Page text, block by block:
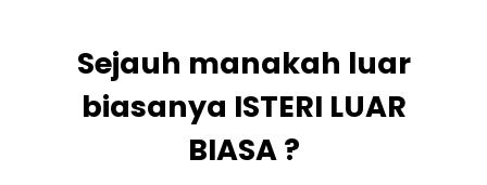
Sejauh manakah luar
biasanya ISTERI LUAR
BIASA ?